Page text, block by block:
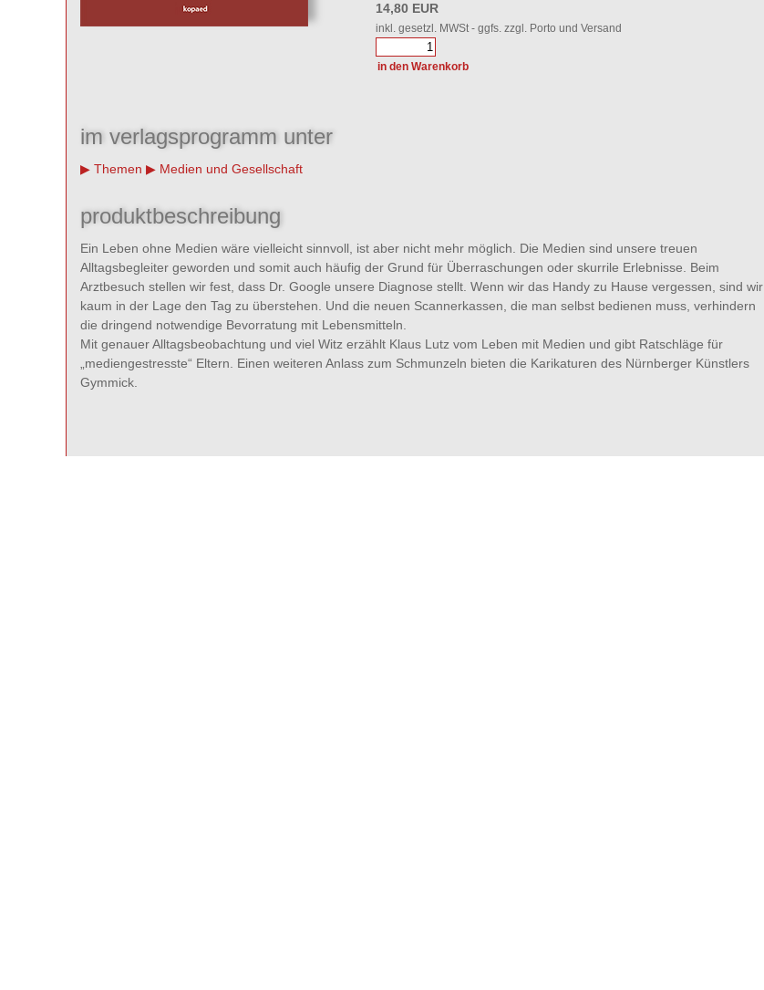
14,80 EUR
inkl. gesetzl. MWSt - ggfs. zzgl. Porto und Versand
im verlagsprogramm unter
Themen Medien und Gesellschaft
produktbeschreibung
Ein Leben ohne Medien wäre vielleicht sinnvoll, ist aber nicht mehr möglich. Die Medien sind unsere treuen
Alltagsbegleiter geworden und somit auch häufig der Grund für Überraschungen oder skurrile Erlebnisse. Beim
Arztbesuch stellen wir fest, dass Dr. Google unsere Diagnose stellt. Wenn wir das Handy zu Hause vergessen, sind wir
kaum in der Lage den Tag zu überstehen. Und die neuen Scannerkassen, die man selbst bedienen muss, verhindern
die dringend notwendige Bevorratung mit Lebensmitteln.
Mit genauer Alltagsbeobachtung und viel Witz erzählt Klaus Lutz vom Leben mit Medien und gibt Ratschläge für
„mediengestresste“ Eltern. Einen weiteren Anlass zum Schmunzeln bieten die Karikaturen des Nürnberger Künstlers
Gymmick.